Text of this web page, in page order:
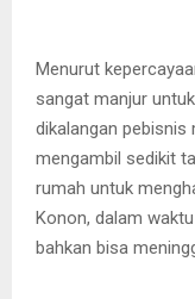
Menurut
sangat manjur
dikalangan pebisnis
mengambil sedikit
rumah untuk
Konon, dalam
bahkan bisa